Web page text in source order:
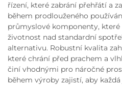
řízení, které zabrání přehřátí a
během prodlouženého
průmyslové komponenty,
životnost nad standardní
alternativu. Robustní kvalita
které chrání před prachem a
činí vhodnými pro náročné
během výroby zajistí, aby